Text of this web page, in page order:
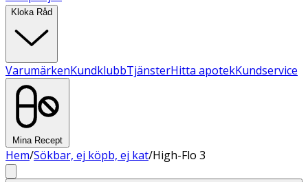
Kloka Råd
VarumärkenKundklubbTjänsterHitta apotekKundservice
Mina Recept
Hem/Sökbar, ej köpb, ej kat/High-Flo 3